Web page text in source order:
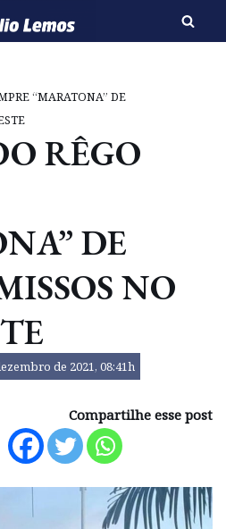
“MARATONA” DE
RÊGO
DE
NO
de 2021, 08:41h
Compartilhe esse post